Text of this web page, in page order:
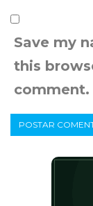
Save my
this
comment.